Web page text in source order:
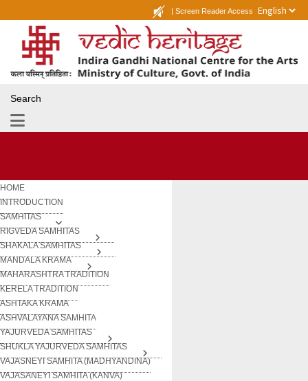
| Screen Reader Access
Search
HOME
INTRODUCTION
SAMHITAS
RIGVEDA SAMHITAS
SHAKALA SAMHITAS
MANDALA KRAMA
MAHARASHTRA TRADITION
KERELA TRADITION
ASHTAKA KRAMA
ASHVALAYANA SAMHITA
YAJURVEDA SAMHITAS
SHUKLA YAJURVEDA SAMHITAS
VAJASNEYI SAMHITA (MADHYANDINA)
VAJASANEYI SAMHITA (KANVA)